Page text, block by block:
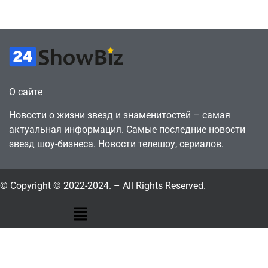
О сайте
Новости о жизни звезд и знаменитостей – самая
актуальная информация. Самые последние новости
звезд шоу-бизнеса. Новости телешоу, сериалов.
© Copyright © 2022-2024. – All Rights Reserved.